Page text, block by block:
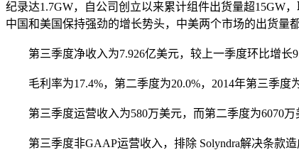
纪录达1.7GW，自公司创立以来累计组件出货量超15GW
中国和美国保持强劲的增长势头，中美两个市场的出货量
第三季度净收入为7.926亿美元，较上一季度环比增长
毛利率为17.4%，第二季度为20.0%，2014年第三季度为
第三季度运营收入为580万美元，而第二季度为6070万
第三季度非GAAP运营收入，排除 Solyndra解决条款造